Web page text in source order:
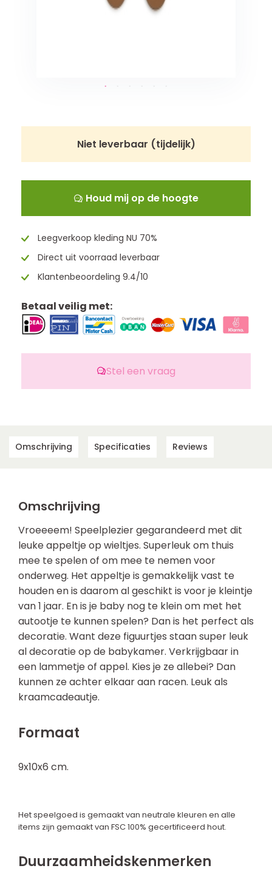
Niet leverbaar (tijdelijk)
Houd mij op de hoogte
Leegverkoop kleding NU 70%
Direct uit voorraad leverbaar
Klantenbeoordeling 9.4/10
Betaal veilig met:
Stel een vraag
Omschrijving Specificaties Reviews
Omschrijving
Vroeeeem! Speelplezier gegarandeerd met dit
leuke appeltje op wieltjes. Superleuk om thuis
mee te spelen of om mee te nemen voor
onderweg. Het appeltje is gemakkelijk vast te
houden en is daarom al geschikt is voor je kleintje
van 1 jaar. En is je baby nog te klein om met het
autootje te kunnen spelen? Dan is het perfect als
decoratie. Want deze figuurtjes staan super leuk
al decoratie op de babykamer. Verkrijgbaar in
een lammetje of appel. Kies je ze allebei? Dan
kunnen ze achter elkaar aan racen. Leuk als
kraamcadeautje.
Formaat
9x10x6 cm.
Het speelgoed is gemaakt van neutrale kleuren en alle
items zijn gemaakt van FSC 100% gecertificeerd hout.
Duurzaamheidskenmerken